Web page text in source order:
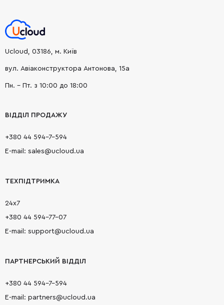
Ucloud, 03186, м. Київ
вул. Авіаконструктора Антонова, 15а
Пн. - Пт. з 10:00 до 18:00
ВІДДІЛ ПРОДАЖУ
+380 44 594-7-594
E-mail: sales@ucloud.ua
ТЕХПІДТРИМКА
24х7
+380 44 594-77-07
E-mail: support@ucloud.ua
ПАРТНЕРСЬКИЙ ВІДДІЛ
+380 44 594-7-594
E-mail: partners@ucloud.ua